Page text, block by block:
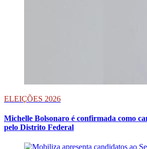
ELEIÇÕES 2026
Michelle Bolsonaro é confirmada como
pelo Distrito Federal